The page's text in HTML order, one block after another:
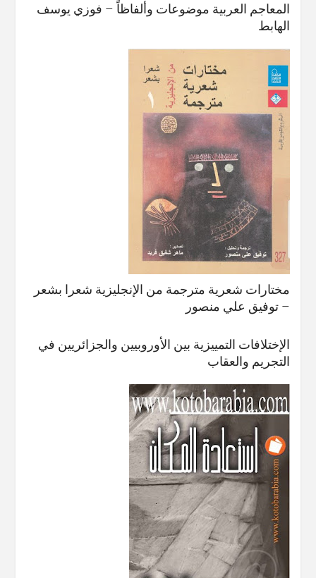
المعاجم العربية موضوعات وألفاظاً – فوزي يوسف
الهابط
مختارات شعرية مترجمة من الإنجليزية شعرا بشعر
– توفيق علي منصور
الإختلافات التمييزية بين الأوروبيين والجزائريين في
التجريم والعقاب